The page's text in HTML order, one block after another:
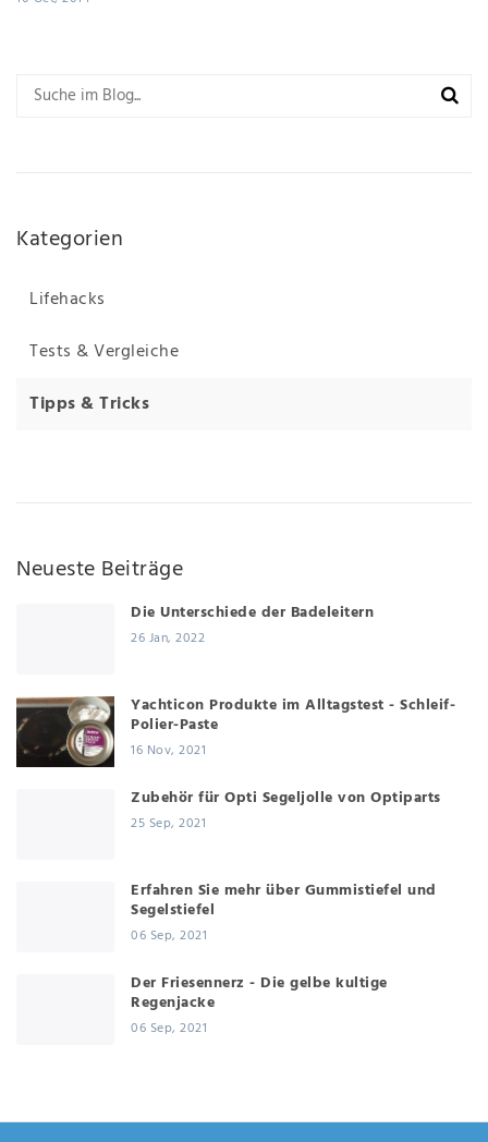
Kategorien
Lifehacks
Tests & Vergleiche
Tipps & Tricks
Neueste Beiträge
Die Unterschiede der Badeleitern
26 Jan, 2022
Yachticon Produkte im Alltagstest - Schleif-
Polier-Paste
16 Nov, 2021
Zubehör für Opti Segeljolle von Optiparts
25 Sep, 2021
Erfahren Sie mehr über Gummistiefel und
Segelstiefel
06 Sep, 2021
Der Friesennerz - Die gelbe kultige
Regenjacke
06 Sep, 2021